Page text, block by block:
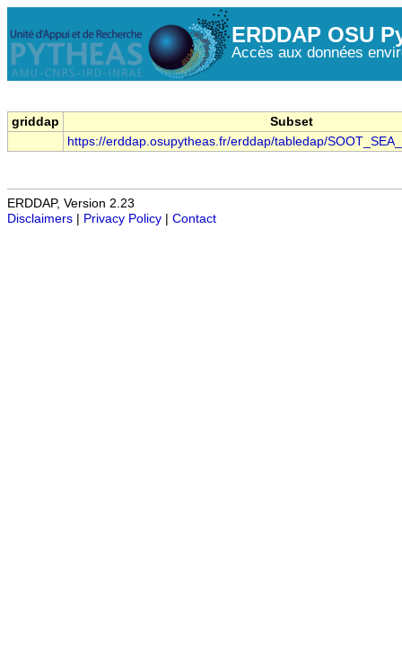
ERDDAP OSU
Accès aux données
griddap
Subset
https://erddap.osupytheas.fr/erddap/tabledap/
ERDDAP, Version 2.23
Disclaimers | Privacy Policy | Contact